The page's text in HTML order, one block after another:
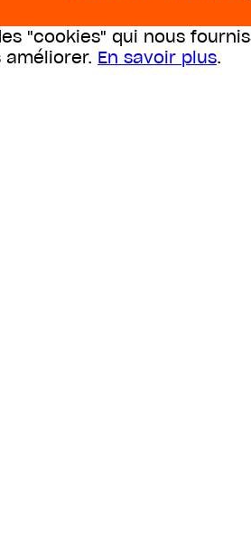
"cookies" qui nous
En savoir plus.